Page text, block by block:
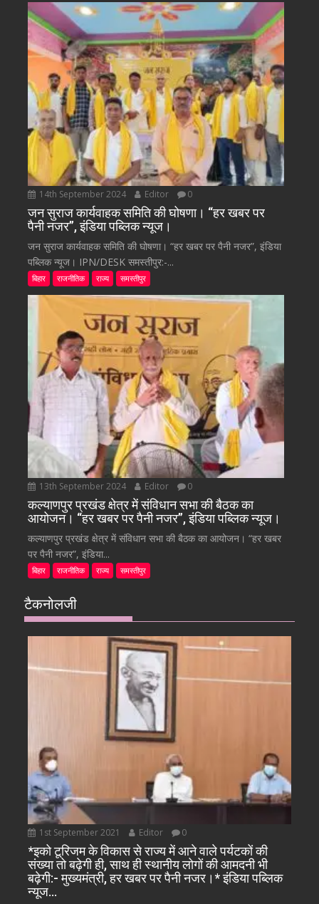
14th September 2024 Editor 0
जन सुराज कार्यवाहक समिति की घोषणा। “हर खबर पर
पैनी नजर”, इंडिया पब्लिक न्यूज।
जन सुराज कार्यवाहक समिति की घोषणा। “हर खबर पर पैनी नजर”, इंडिया
पब्लिक न्यूज। IPN/DESK समस्तीपुर:-...
बिहार राजनीतिक राज्य समस्तीपुर
13th September 2024 Editor 0
कल्याणपुर प्रखंड क्षेत्र में संविधान सभा की बैठक का
आयोजन। “हर खबर पर पैनी नजर”, इंडिया पब्लिक न्यूज।
कल्याणपुर प्रखंड क्षेत्र में संविधान सभा की बैठक का आयोजन। “हर खबर
पर पैनी नजर”, इंडिया...
बिहार राजनीतिक राज्य समस्तीपुर
टैकनोलजी
1st September 2021 Editor 0
*इको टूरिजम के विकास से राज्य में आने वाले पर्यटकों की
संख्या तो बढ़ेगी ही, साथ ही स्थानीय लोगों की आमदनी भी
बढ़ेगी:- मुख्यमंत्री, हर खबर पर पैनी नजर।* इंडिया पब्लिक
न्यूज…